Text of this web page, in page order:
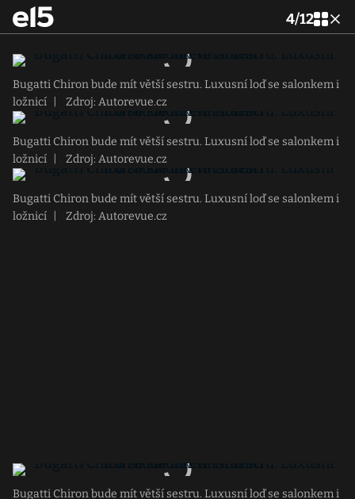
4/12
Bugatti Chiron bude mít větší sestru. Luxusní loď se salonkem i
ložnicí
Zdroj: Autorevue.cz
Bugatti Chiron bude mít větší sestru. Luxusní loď se salonkem i
ložnicí
Zdroj: Autorevue.cz
Bugatti Chiron bude mít větší sestru. Luxusní loď se salonkem i
ložnicí
Zdroj: Autorevue.cz
Bugatti Chiron bude mít větší sestru. Luxusní loď se salonkem i